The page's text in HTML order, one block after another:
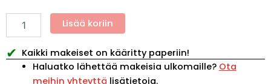
Lisää koriin
✔ Kaikki makeiset on kääritty paperiin!
Haluatko lähettää makeisia ulkomaille? Ota
meihin yhteyttä lisätietoja.